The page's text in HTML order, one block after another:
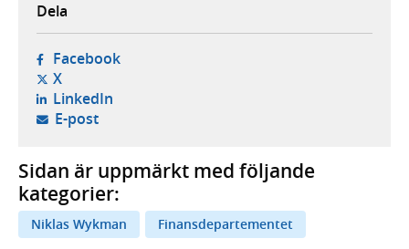
Dela
Facebook- öppnas i ny flik, extern webbplats,
X- öppnas i ny flik, extern webbplats,
LinkedIn- öppnas i ny flik, extern webbplats,
E-post- öppnar din e-postklient,
Sidan är uppmärkt med följande
kategorier:
Niklas Wykman Finansdepartementet